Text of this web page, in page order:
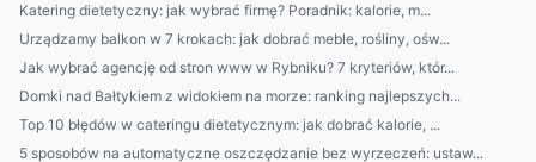
Katering dietetyczny: jak wybrać firmę? Poradnik: kalorie, m...
Urządzamy balkon w 7 krokach: jak dobrać meble, rośliny, ośw...
Jak wybrać agencję od stron www w Rybniku? 7 kryteriów, któr...
Domki nad Bałtykiem z widokiem na morze: ranking najlepszych...
Top 10 błędów w cateringu dietetycznym: jak dobrać kalorie, ...
5 sposobów na automatyczne oszczędzanie bez wyrzeczeń: ustaw...